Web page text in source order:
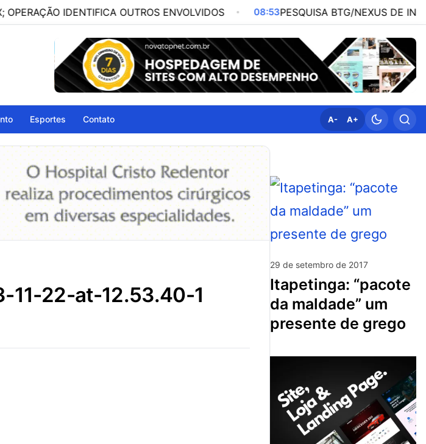
OUTROS ENVOLVIDOS 08:53PESQUISA BTG/NEXUS DE INTENÇÃO DE
Esportes Contato A- A+
11-22-at-12.53.40-1
29 de setembro de 2017
itapetinga: “pacote
da maldade” um
presente de grego